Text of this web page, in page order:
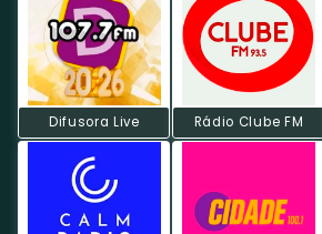
Difusora Live Rádio Clube FM